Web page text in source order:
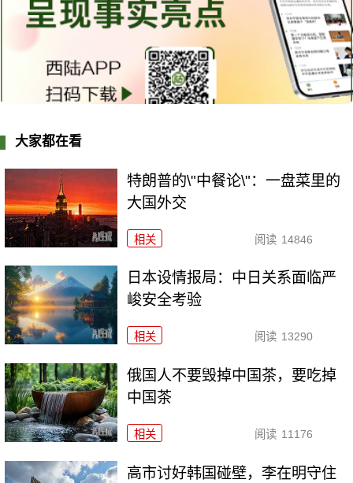
大家都在看
特朗普的\"中餐论\"：一盘菜里的
大国外交
相关 阅读 14846
日本设情报局：中日关系面临严
峻安全考验
相关 阅读 13290
俄国人不要毁掉中国茶，要吃掉
中国茶
相关 阅读 11176
高市讨好韩国碰壁，李在明守住